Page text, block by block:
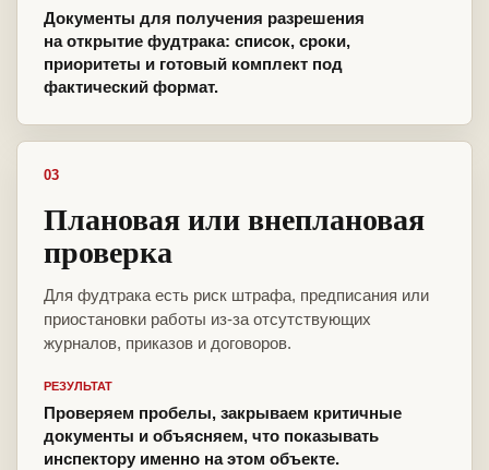
Документы для получения разрешения
на открытие фудтрака: список, сроки,
приоритеты и готовый комплект под
фактический формат.
03
Плановая или внеплановая
проверка
Для фудтрака есть риск штрафа, предписания или
приостановки работы из-за отсутствующих
журналов, приказов и договоров.
РЕЗУЛЬТАТ
Проверяем пробелы, закрываем критичные
документы и объясняем, что показывать
инспектору именно на этом объекте.